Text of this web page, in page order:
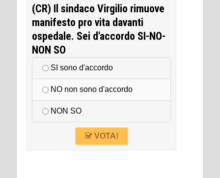
(CR) Il sindaco Virgilio rimuove
manifesto pro vita davanti
ospedale. Sei d'accordo SI-NO-
NON SO
SI sono d'accordo
NO non sono d'accordo
NON SO
VOTA!